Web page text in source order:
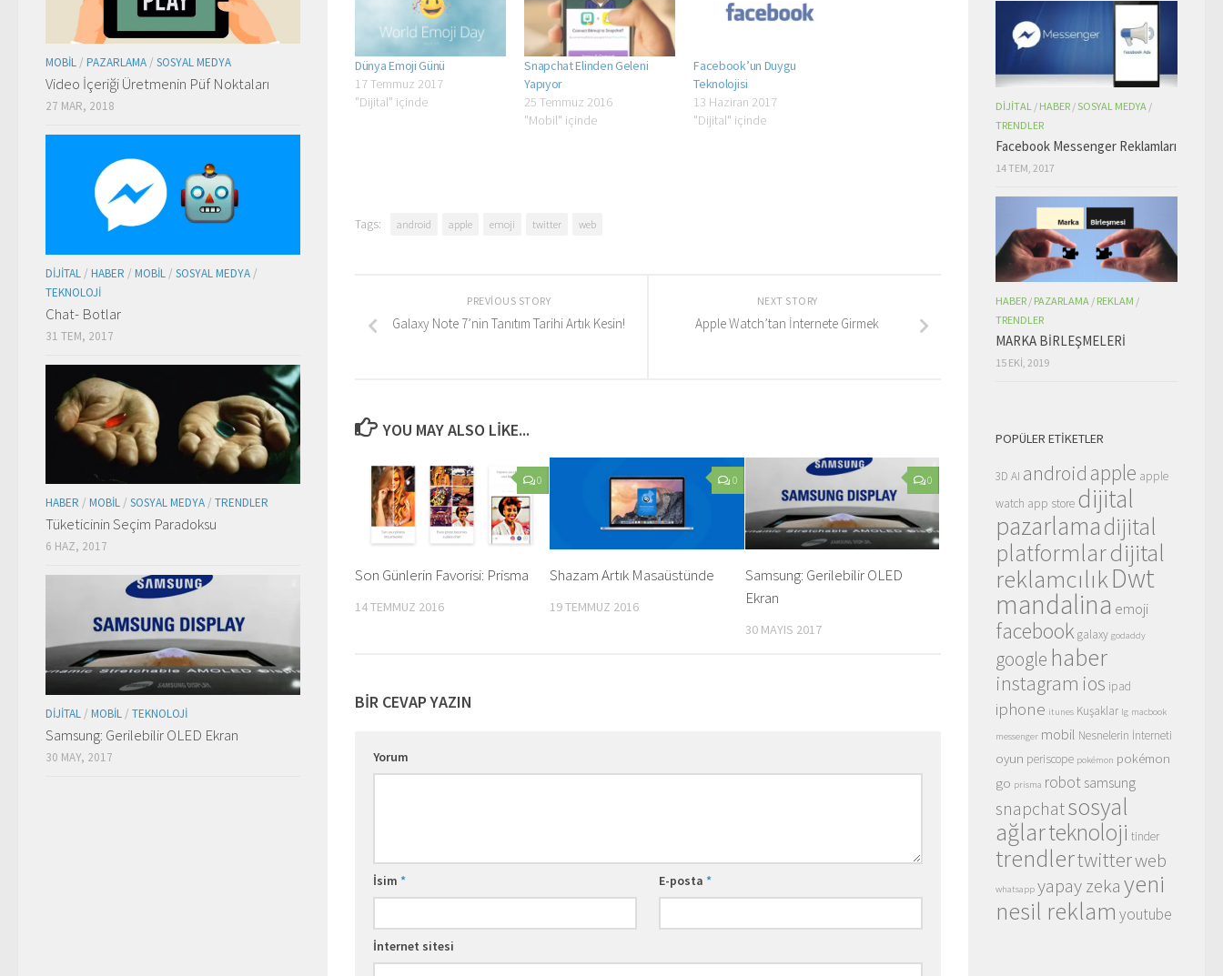
Dünya Emoji Günü
17 Temmuz 2017
"Dijital" içinde
Snapchat Elinden Geleni
Yapıyor
25 Temmuz 2016
"Mobil" içinde
Facebook’un Duygu
Teknolojisi
13 Haziran 2017
"Dijital" içinde
Tags: android apple emoji twitter web
NEXT STORY
Apple Watch’tan İnternete Girmek
PREVIOUS STORY
Galaxy Note 7’nin Tanıtım Tarihi Artık Kesin!
YOU MAY ALSO LIKE...
0
Son Günlerin Favorisi: Prisma
14 TEMMUZ 2016
0
Shazam Artık Masaüstünde
19 TEMMUZ 2016
0
Samsung: Gerilebilir OLED
Ekran
30 MAYIS 2017
BIR CEVAP YAZIN
Yorum
İsim * E-posta*
İnternet sitesi
MOBIL / PAZARLAMA / SOSYAL MEDYA
Video İçeriği Üretmenin Püf Noktaları
27 MAR, 2018
DIJITAL / HABER / MOBIL / SOSYAL MEDYA /
TEKNOLOJI
Chat- Botlar
31 TEM, 2017
HABER / MOBIL/ SOSYAL MEDYA/ TRENDLER
Tüketicinin Seçim Paradoksu
6 HAZ, 2017
DIJITAL / MOBIL / TEKNOLOJI
Samsung: Gerilebilir OLED Ekran
30 MAY, 2017
DIJITAL / HABER /SOSYAL MEDYA /
TRENDLER
Facebook Messenger Reklamları
14 TEM, 2017
HABER / PAZARLAMA / REKLAM /
TRENDLER
MARKA BİRLEŞMELERİ
15 EKI, 2019
POPÜLER ETIKETLER
3D AI android apple apple
watch app store dijital
pazarlamadijital
platformlardijital
reklamcılıkDwt
mandalina emoji
facebookgalaxy godaddy
google haber
instagram ios ipad
iphone itunes Kuşaklar lg macbook
messenger mobil Nesnelerin İnterneti
oyun periscope pokémon pokémon
go prisma robot samsung
snapchatsosyal
ağlarteknoloji tinder
trendlertwitterweb
whatsapp yapay zekayeni
nesil reklam youtube